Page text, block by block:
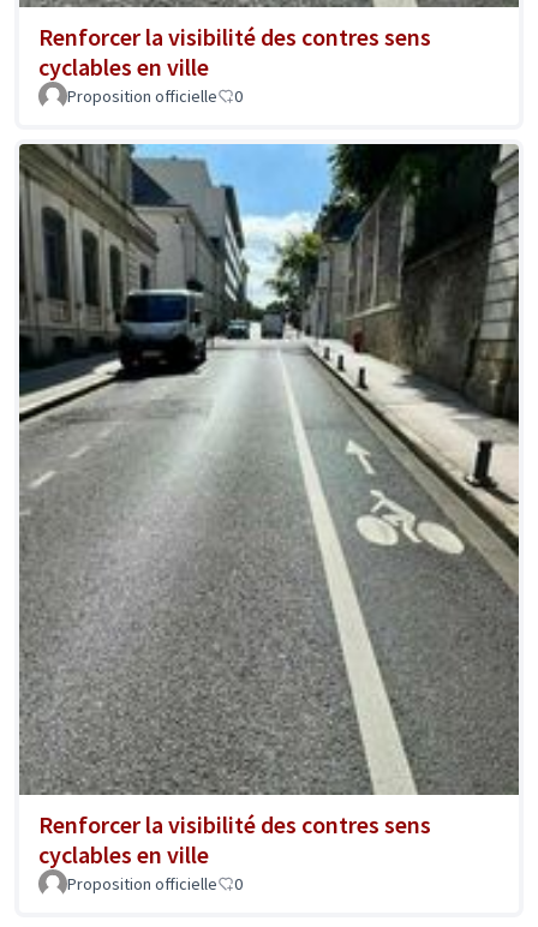
Renforcer la visibilité des contres sens
cyclables en ville
Proposition officielle 0
Renforcer la visibilité des contres sens
cyclables en ville
Proposition officielle 0